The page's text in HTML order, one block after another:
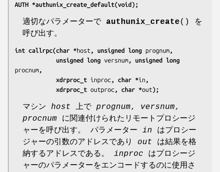
AUTH *authunix_create_default(void);
適切なパラメーターで authunix_create() を
呼び出す。
int callrpc(char *host , unsigned long prognum ,
            unsigned long
versnum
procnum ,
            xdrproc_t
inproc , char *in ,
            xdrproc_t
outproc , char *out);
マシン host 上で prognum, versnum,
procnum に関連付けられたリモートプロシージ
ャーを呼び出す。 パラメーター in はプロシー
ジャーの引数のアドレスであり out は結果を格
納するアドレスである。 inproc はプロシージ
ャーのパラメーターをエンコードするのに使用さ